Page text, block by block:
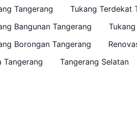
Tangerang
Tukang Terdekat
Bangunan Tangerang
Borongan Tangerang
Tangerang
Tangerang Selatan